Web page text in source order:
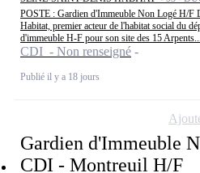
POSTE : Gardien d'Immeuble Non Logé H/
Habitat, premier acteur de l'habitat social du
d'immeuble H-F pour son site des 15 Arpents...
CDI - Non renseigné
Publié il y a 18 jours
Gardien d'Immeuble
CDI - Montreuil H/F